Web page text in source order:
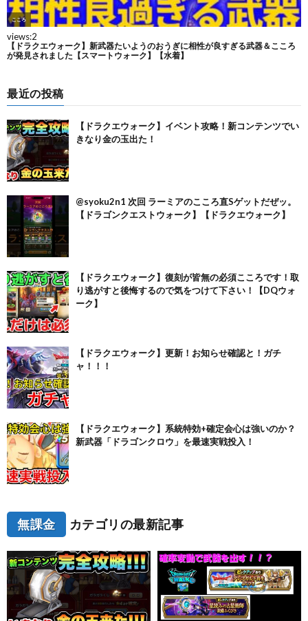
最近の投稿
【ドラクエウォーク】イベント攻略！新コンテンツでい
きなり金の玉出た！
@syoku2n1 次回 ラーミアのこころ直Sゲットだぜッ。
【ドラゴンクエストウォーク】【ドラクエウォーク】
【ドラクエウォーク】復刻が皆無の必須こころです！取
り逃がすと後悔するので気をつけて下さい！【DQウォ
ーク】
【ドラクエウォーク】更新！お知らせ確認と！ガチ
ャ！！！
【ドラクエウォーク】系統特効+確定会心は強いのか？
新武器「ドラゴンクロウ」を最速実戦投入！
無課金 カテゴリの最新記事